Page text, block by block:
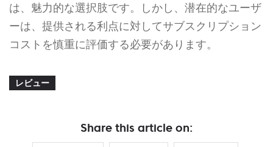
は、魅力的な選択肢です。しかし、潜在的なユーザ
ーは、提供される利点に対してサブスクリプション
コストを慎重に評価する必要があります。
レビュー
Share this article on: